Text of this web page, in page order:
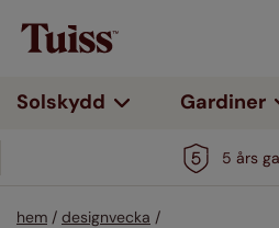
Solskydd Gardiner
5 års
hem / designvecka /